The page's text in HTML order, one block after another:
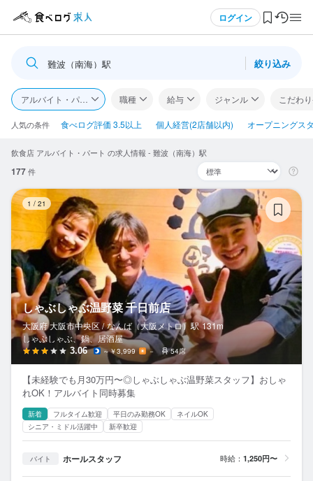
ログイン
ログイン・無料会員登録
食べログ求人TOP
求人検索
閲覧履歴
気になる求人
検索履歴・保存した条件
応募履歴
WEB履歴書
スカウト・メルマガ受信設定
ヘルプ・お問い合わせフォーム
食べログ求人PRESS
難波（南海）駅 絞り込み
アルバイト・パート 職種 給与 ジャンル こだわ
人気の条件 食べログ評価 3.5以上 個人経営(2店舗以内) オープニングス
飲食店 アルバイト・パート の求人情報 - 難波（南海）駅
177件
1 / 21
しゃぶしゃぶ温野菜 千日前店
大阪府 大阪市中央区 / なんば（大阪メトロ） 駅 131m
しゃぶしゃぶ、鍋、居酒屋
3.06 ～￥3,999 － 54席
【未経験でも月30万円〜◎しゃぶしゃぶ温野菜スタッフ】おしゃ
れOK！アルバイト同時募集
新着 フルタイム歓迎 平日のみ勤務OK
ネイルOK
シニア・ミドル活躍中
新卒歓迎
バイト ホールスタッフ 時給： 1,250円〜